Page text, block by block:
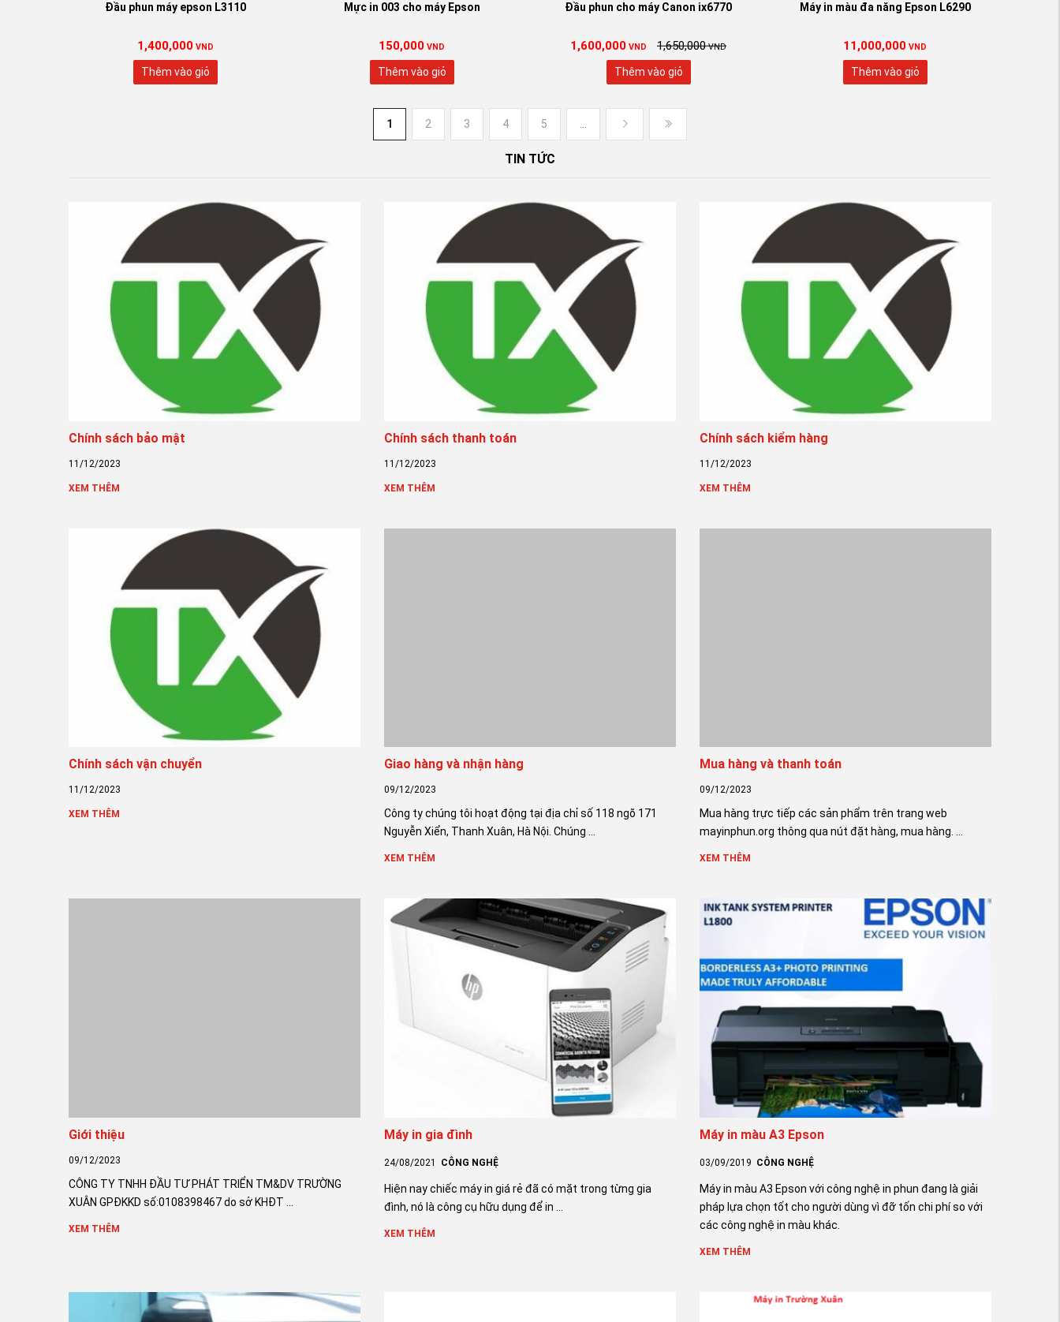
Đầu phun máy epson L3110
1,400,000 VND
Thêm vào giỏ
Mực in 003 cho máy Epson
150,000 VND
Thêm vào giỏ
Đầu phun cho máy Canon ix6770
1,600,000 VND 1,650,000 VND
Thêm vào giỏ
Máy in màu đa năng Epson L6290
11,000,000 VND
Thêm vào giỏ
1 2 3 4 5
TIN TỨC
Chính sách bảo mật
11/12/2023
XEM THÊM
Chính sách thanh toán
11/12/2023
XEM THÊM
Chính sách kiểm hàng
11/12/2023
XEM THÊM
Chính sách vận chuyển
11/12/2023
XEM THÊM
Giao hàng và nhận hàng
09/12/2023
Công ty chúng tôi hoạt động tại địa chỉ số 118 ngõ 171
Nguyễn Xiển, Thanh Xuân, Hà Nội. Chúng ...
XEM THÊM
Mua hàng và thanh toán
09/12/2023
Mua hàng trực tiếp các sản phẩm trên trang web
mayinphun.org thông qua nút đặt hàng, mua hàng. ...
XEM THÊM
Giới thiệu
09/12/2023
CÔNG TY TNHH ĐẦU TƯ PHÁT TRIỂN TM&DV TRƯỜNG
XUÂN GPĐKKD số:0108398467 do sở KHĐT ...
XEM THÊM
Máy in gia đình
24/08/2021 CÔNG NGHỆ
Hiện nay chiếc máy in giá rẻ đã có mặt trong từng gia
đình, nó là công cụ hữu dụng để in ...
XEM THÊM
Máy in màu A3 Epson
03/09/2019 CÔNG NGHỆ
Máy in màu A3 Epson với công nghệ in phun đang là giải
pháp lựa chọn tốt cho người dùng vì đỡ tốn chi phí so với
các công nghệ in màu khác.
XEM THÊM